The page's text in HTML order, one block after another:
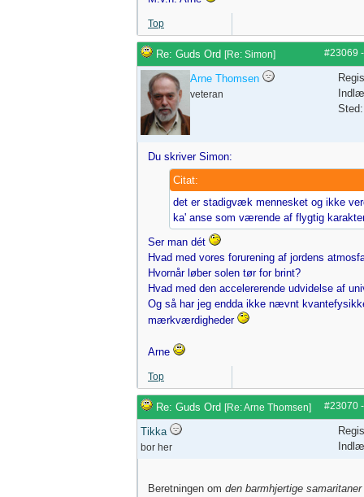
Top
#23069
Re: Guds Ord [Re: Simon]
Arne Thomsen
veteran
Du skriver Simon:
Citat:
det er stadigvæk mennesket og ikke
ka' anse som værende af flygtig
Ser man dét
Hvad med vores forurening af jordens
Hvornår løber solen tør for brint?
Hvad med den accelererende udvidelse af
Og så har jeg endda ikke nævnt
mærkværdigheder
Arne
Top
#23070
Re: Guds Ord [Re: Arne Thomsen]
Tikka
bor her
Beretningen om den barmhjertige samaritaner